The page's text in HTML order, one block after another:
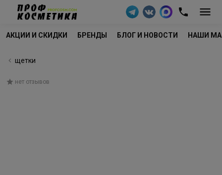
АКЦИИ И СКИДКИ БРЕНДЫ БЛОГ И НОВОСТИ НАШИ
щетки
нет отзывов